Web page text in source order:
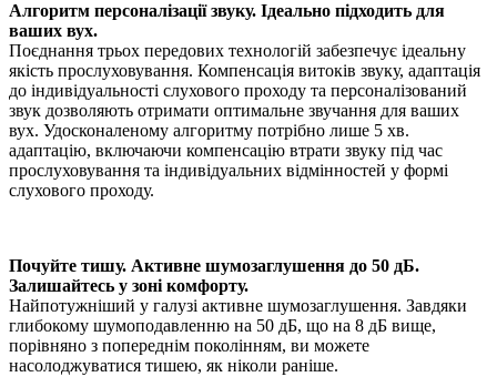
Алгоритм персоналізації звуку. Ідеально підходить для
ваших вух.
Поєднання трьох передових технологій забезпечує ідеальну
якість прослуховування. Компенсація витоків звуку, адаптація
до індивідуальності слухового проходу та персоналізований
звук дозволяють отримати оптимальне звучання для ваших
вух. Удосконаленому алгоритму потрібно лише 5 хв.
адаптацію, включаючи компенсацію втрати звуку під час
прослуховування та індивідуальних відмінностей у формі
слухового проходу.
Почуйте тишу. Активне шумозаглушення до 50 дБ.
Залишайтесь у зоні комфорту.
Найпотужніший у галузі активне шумозаглушення. Завдяки
глибокому шумоподавленню на 50 дБ, що на 8 дБ вище,
порівняно з попереднім поколінням, ви можете
насолоджуватися тишею, як ніколи раніше.